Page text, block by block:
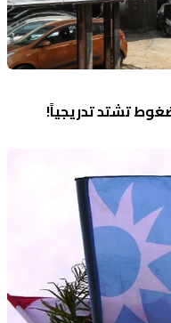
تشتد تدريجياً!